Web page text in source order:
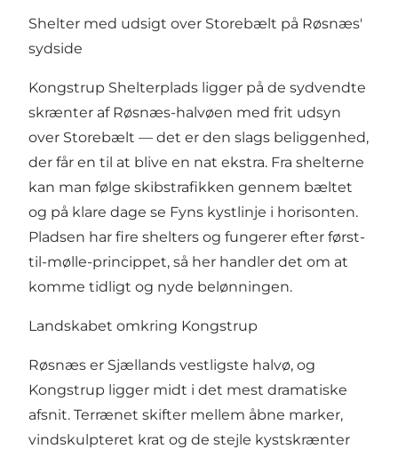
Shelter med udsigt over Storebælt på Røsnæs'
sydside
Kongstrup Shelterplads ligger på de sydvendte
skrænter af Røsnæs-halvøen med frit udsyn
over Storebælt — det er den slags beliggenhed,
der får en til at blive en nat ekstra. Fra shelterne
kan man følge skibstrafikken gennem bæltet
og på klare dage se Fyns kystlinje i horisonten.
Pladsen har fire shelters og fungerer efter først-
til-mølle-princippet, så her handler det om at
komme tidligt og nyde belønningen.
Landskabet omkring Kongstrup
Røsnæs er Sjællands vestligste halvø, og
Kongstrup ligger midt i det mest dramatiske
afsnit. Terrænet skifter mellem åbne marker,
vindskulpteret krat og de stejle kystskrænter